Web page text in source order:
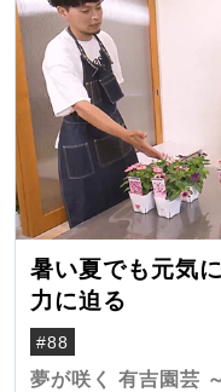
暑い夏でも元気
力に迫る
#88
夢が咲く 有吉園芸